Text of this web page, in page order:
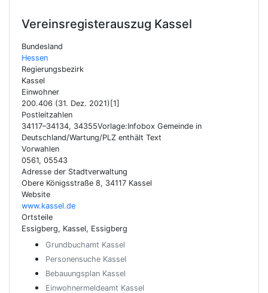
Vereinsregisterauszug Kassel
Bundesland
Hessen
Regierungsbezirk
Kassel
Einwohner
200.406 (31. Dez. 2021)[1]
Postleitzahlen
34117–34134, 34355Vorlage:Infobox Gemeinde in
Deutschland/Wartung/PLZ enthält Text
Vorwahlen
0561, 05543
Adresse der Stadtverwaltung
Obere Königsstraße 8, 34117 Kassel
Website
www.kassel.de
Ortsteile
Essigberg, Kassel, Essigberg
Grundbuchamt Kassel
Personensuche Kassel
Bebauungsplan Kassel
Einwohnermeldeamt Kassel